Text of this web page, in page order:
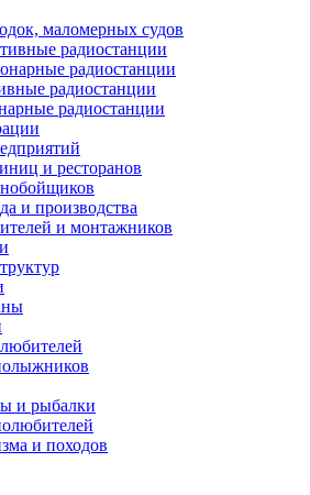
маломерных судов
радиостанции
радиостанции
радиостанции
радиостанции
и ресторанов
и производства
и монтажников
и рыбалки
и походов